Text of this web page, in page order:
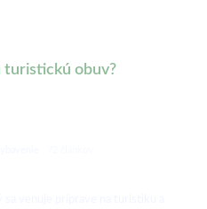
turistickú obuv?